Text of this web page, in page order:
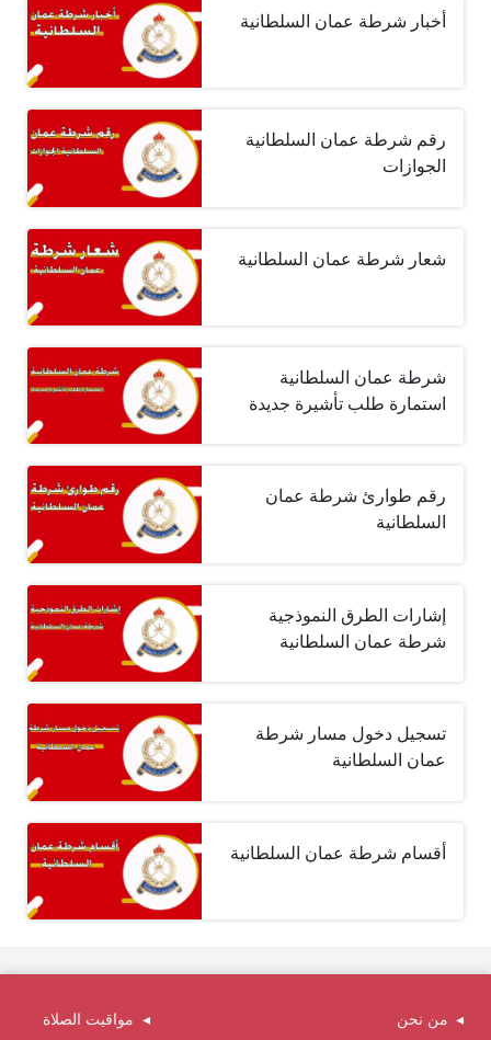
أخبار شرطة عمان السلطانية
رقم شرطة عمان السلطانية
الجوازات
شعار شرطة عمان السلطانية
شرطة عمان السلطانية
استمارة طلب تأشيرة جديدة
رقم طوارئ شرطة عمان
السلطانية
إشارات الطرق النموذجية
شرطة عمان السلطانية
تسجيل دخول مسار شرطة
عمان السلطانية
أقسام شرطة عمان السلطانية
من نحن مواقيت الصلاة